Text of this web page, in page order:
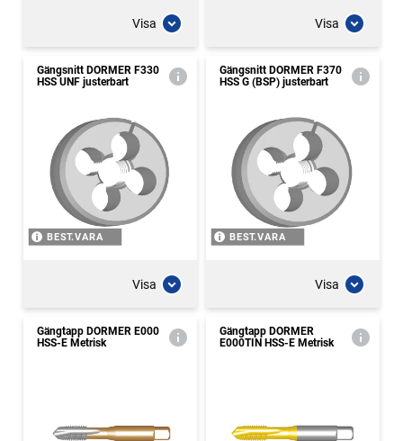
Visa Visa
Gängsnitt DORMER F330
HSS UNF justerbart
BEST.VARA
Visa
Gängsnitt DORMER F370
HSS G (BSP) justerbart
BEST.VARA
Visa
Gängtapp DORMER E000
HSS-E Metrisk
Gängtapp DORMER
E000TIN HSS-E Metrisk